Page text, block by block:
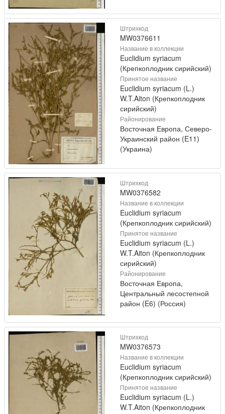
Штрихкод
MW0376611
Название в коллекции
Euclidium syriacum
(Крепкоплодник сирийский)
Принятое название
Euclidium syriacum (L.)
W.T.Aiton (Крепкоплодник
сирийский)
Районирование
Восточная Европа, Северо-
Украинский район (E11)
(Украина)
Штрихкод
MW0376582
Название в коллекции
Euclidium syriacum
(Крепкоплодник сирийский)
Принятое название
Euclidium syriacum (L.)
W.T.Aiton (Крепкоплодник
сирийский)
Районирование
Восточная Европа,
Центральный лесостепной
район (E6) (Россия)
Штрихкод
MW0376573
Название в коллекции
Euclidium syriacum
(Крепкоплодник сирийский)
Принятое название
Euclidium syriacum (L.)
W.T.Aiton (Крепкоплодник